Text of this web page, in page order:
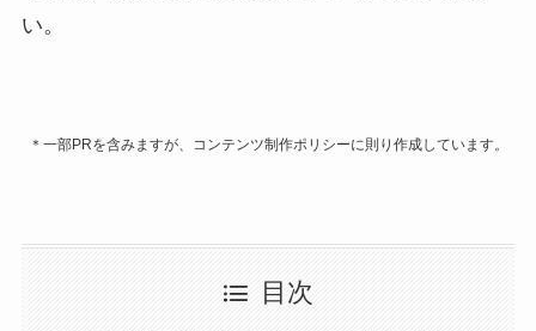
い。
＊一部PRを含みますが、コンテンツ制作ポリシーに則り作成しています。
目次